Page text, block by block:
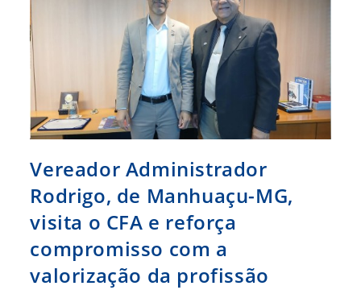
Sétima
Arte
Vereador Administrador
Rodrigo, de Manhuaçu-MG,
visita o CFA e reforça
compromisso com a
valorização da profissão